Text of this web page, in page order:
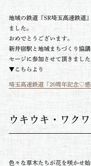
地域の鉄道『SR埼玉高速鉄道
ました。
おめでとうございます。
新井宿駅と地域まちづくり協
セージに参加させて頂きました
▼こちらより
埼玉高速鉄道「20周年記念♡感
ウキウキ・ワク
色々な草木たちが花を咲かせ